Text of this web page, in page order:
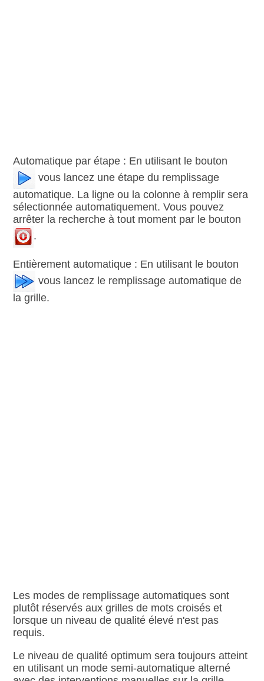
Automatique par étape : En utilisant le bouton
vous lancez une étape du remplissage
automatique. La ligne ou la colonne à remplir sera
sélectionnée automatiquement. Vous pouvez
arrêter la recherche à tout moment par le bouton
.
Entièrement automatique : En utilisant le bouton
vous lancez le remplissage automatique de
la grille.
Les modes de remplissage automatiques sont
plutôt réservés aux grilles de mots croisés et
lorsque un niveau de qualité élevé n'est pas
requis.
Le niveau de qualité optimum sera toujours atteint
en utilisant un mode semi‑automatique alterné